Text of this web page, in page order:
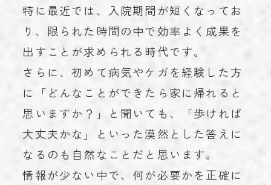
特に最近では、入院期間が短くなってお
り、限られた時間の中で効率よく成果を
出すことが求められる時代です。
さらに、初めて病気やケガを経験した方
に「どんなことができたら家に帰れると
思いますか？」と聞いても、「歩ければ
大丈夫かな」といった漠然とした答えに
なるのも自然なことだと思います。
情報が少ない中で、何が必要かを正確に